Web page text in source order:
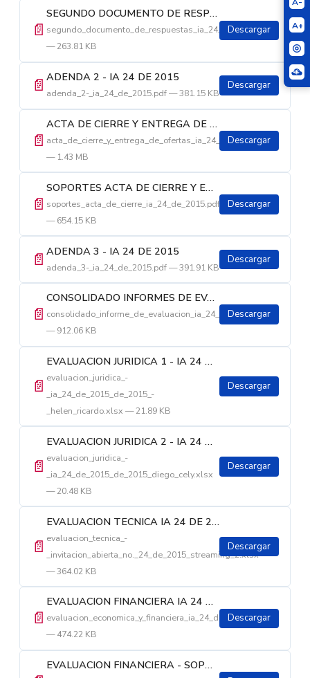
A+
📄
SEGUNDO DOCUMENTO DE RESPUESTAS EXTEMPORANEAS A OBSERVACIONES IA 24 DE 2015
segundo_documento_de_respuestas_ia_24_de_2015.pdf
— 263.81 KB
Descargar
📄 ADENDA 2 - IA 24 DE 2015
adenda_2-_ia_24_de_2015.pdf — 381.15 KB
Descargar
📄
ACTA DE CIERRE Y ENTREGA DE OFERTAS IA 24 DE 2015
acta_de_cierre_y_entrega_de_ofertas_ia_24_de_2015.pdf
— 1.43 MB
Descargar
📄
SOPORTES ACTA DE CIERRE Y ENTREGA DE OFERTAS IA 24 DE 2015
soportes_acta_de_cierre_ia_24_de_2015.pdf
— 654.15 KB
Descargar
📄 ADENDA 3 - IA 24 DE 2015
adenda_3-_ia_24_de_2015.pdf — 391.91 KB
Descargar
📄
CONSOLIDADO INFORMES DE EVALUACION IA 24 DE 2015
consolidado_informe_de_evaluacion_ia_24_de_2015.pdf
— 912.06 KB
Descargar
📄
EVALUACION JURIDICA 1 - IA 24 DE 2015
evaluacion_juridica_-
_ia_24_de_2015_de_2015_-
_helen_ricardo.xlsx — 21.89 KB
Descargar
📄
EVALUACION JURIDICA 2 - IA 24 DE 2015
evaluacion_juridica_-
_ia_24_de_2015_de_2015_diego_cely.xlsx
— 20.48 KB
Descargar
📄
EVALUACION TECNICA IA 24 DE 2015
evaluacion_tecnica_-
_invitacion_abierta_no._24_de_2015_streaming_2.xlsx
— 364.02 KB
Descargar
📄
EVALUACION FINANCIERA IA 24 DE 2015
evaluacion_economica_y_financiera_ia_24_de_2015.pdf
— 474.22 KB
Descargar
EVALUACION FINANCIERA - SOPORTES IA 24 DE 2015